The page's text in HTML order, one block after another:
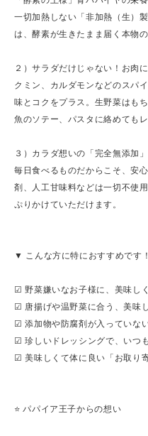
一切加熱しない「非加熱（生）
は、酵素が生きたまま届く本物
２）サラダだけじゃない！お肉
クミン、カルダモンなどのスパ
味とコクをプラス。生野菜はも
魚のソテー、パスタに絡めても
３）カラダ想いの「完全無添加
毎日食べるものだからこそ、安
剤、人工甘味料などは一切不使
ぷりかけていただけます。
▼ こんな方に特におすすめです！
☑ 野菜嫌いなお子様に、美味し
☑ 唐揚げや温野菜に合う、美味
☑ 添加物や防腐剤が入っていな
☑ 珍しいドレッシングで、いつ
☑ 美味しくて体に良い「お取り
⭐️ パパイア王子からの想い